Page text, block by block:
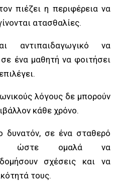
πιέζει η περιφέρεια να
ατασθαλίες.
αντιπαιδαγωγικό να
ένα μαθητή να φοιτήσει
λόγους δε μπορούν
κάθε χρόνο.
δυνατόν, σε ένα σταθερό
ώστε ομαλά να
σχέσεις και να
τους.